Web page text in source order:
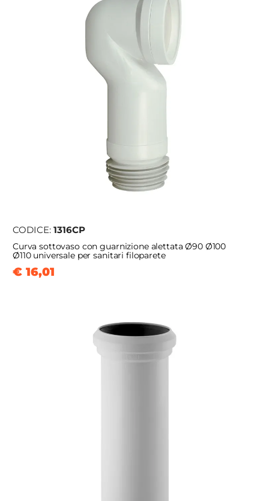
CODICE: 1316CP
Curva sottovaso con guarnizione alettata Ø90 Ø100
Ø110 universale per sanitari filoparete
€ 16,01